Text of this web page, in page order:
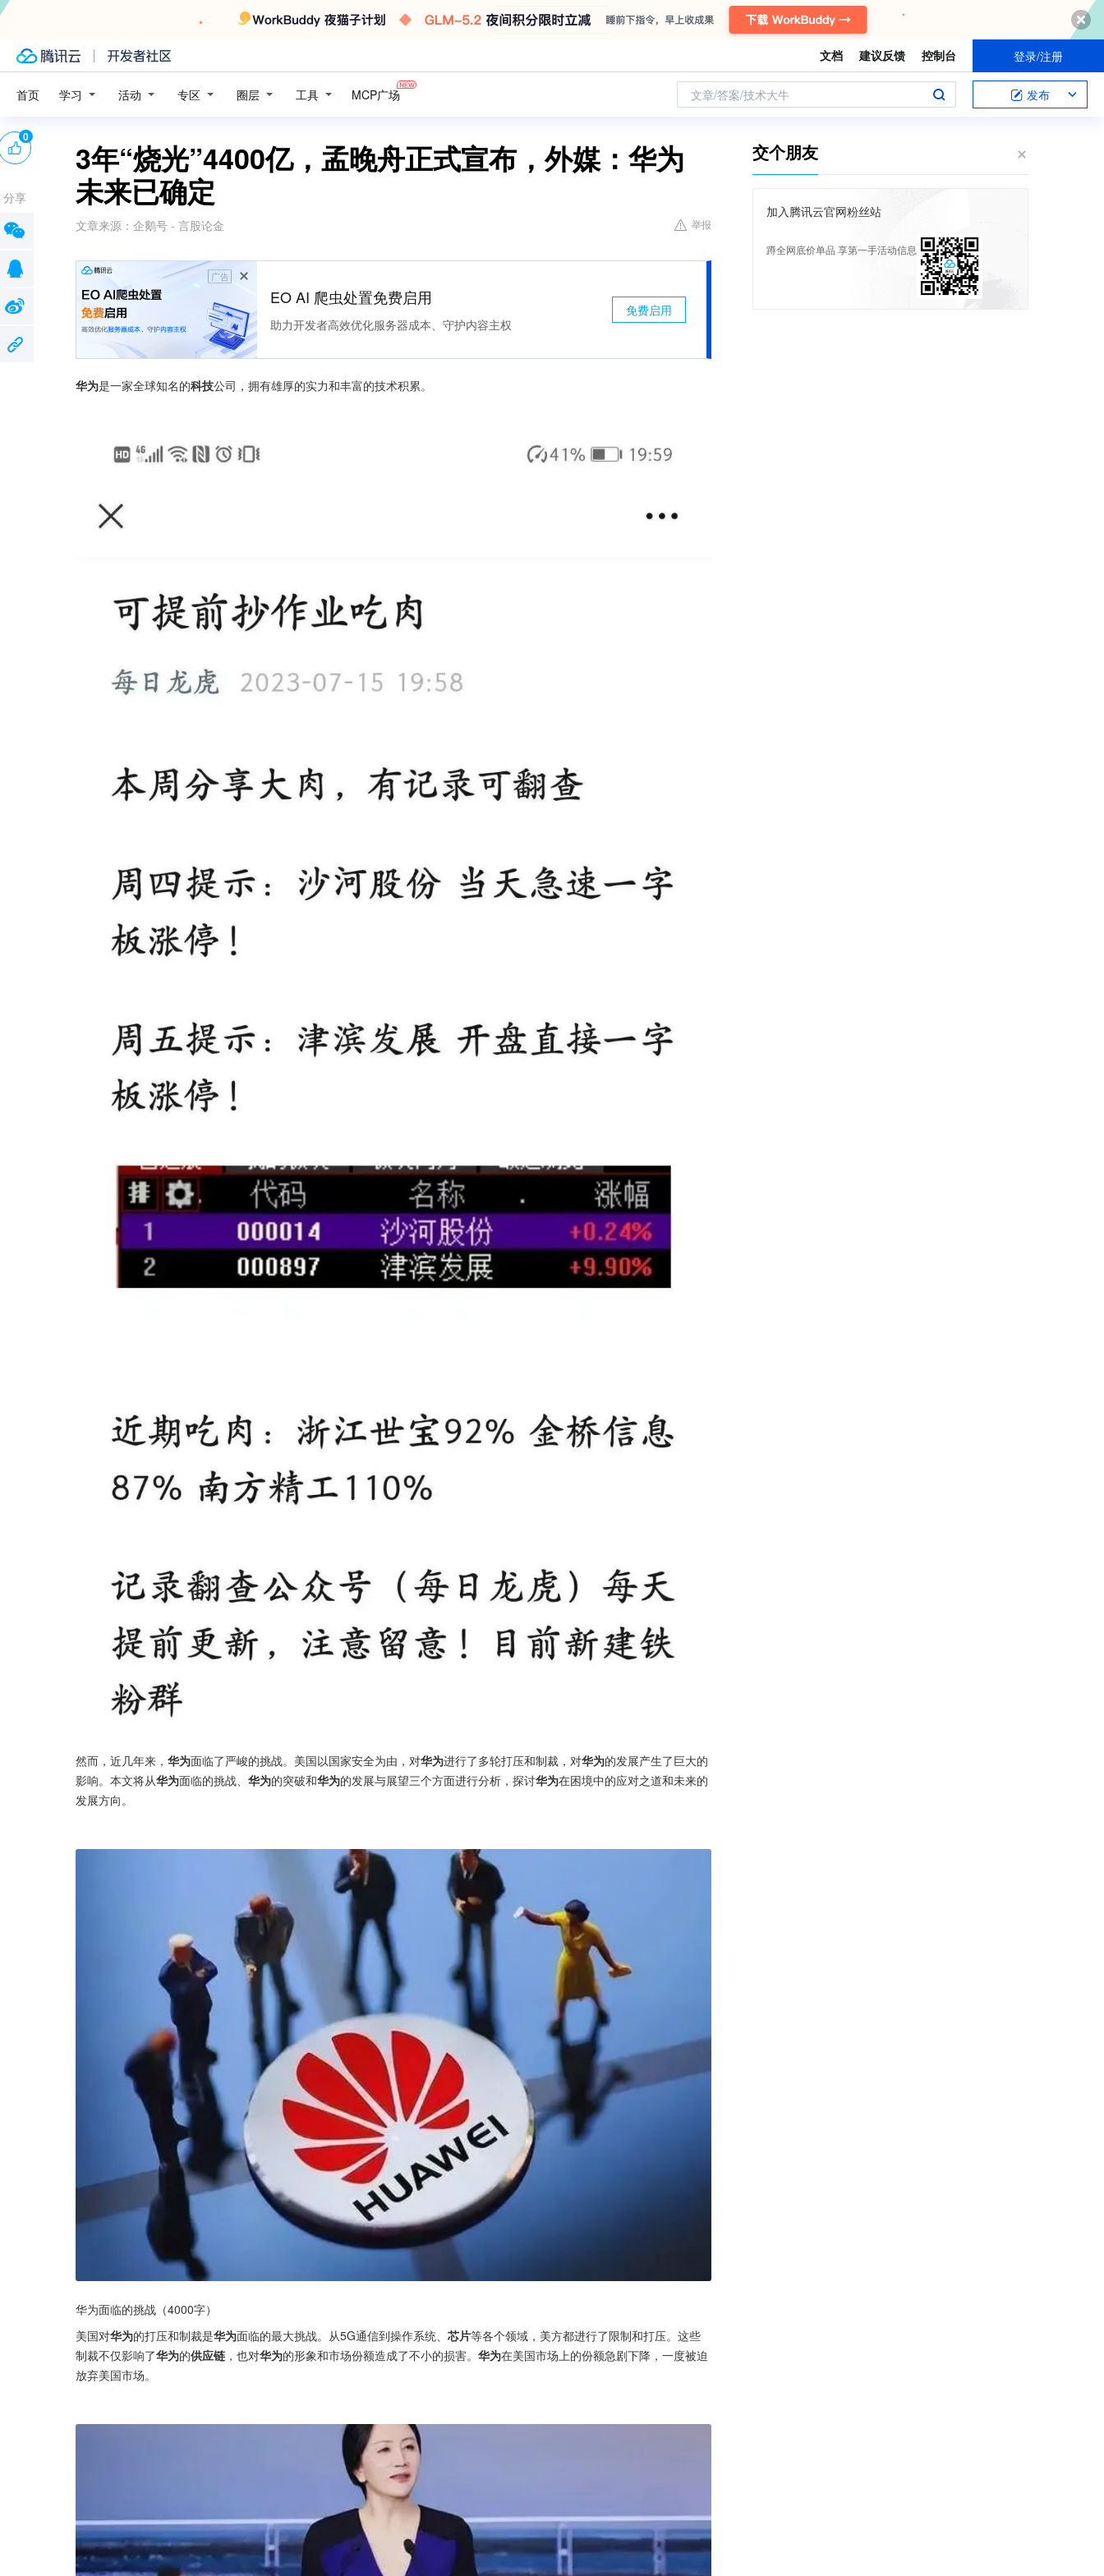
文档 建议反馈 控制台 登录/注册
首页 学习 活动 专区 圈层 工具 MCP广场 文章/答案/技术大牛 发布
3年“烧光”4400亿，孟晚舟正式宣布，外媒：华为
未来已确定
文章来源： 企鹅号 - 言股论金 举报
广告
EO AI 爬虫处置免费启用
助力开发者高效优化服务器成本、守护内容主权
免费启用
华为是一家全球知名的科技公司，拥有雄厚的实力和丰富的技术积累。
然而，近几年来， 华为面临了严峻的挑战。美国以国家安全为由，对华为进行了多轮打压和制裁，对华为的发展产生了巨大的
影响。本文将从华为面临的挑战、 华为的突破和华为的发展与展望三个方面进行分析，探讨华为在困境中的应对之道和未来的
发展方向。
华为面临的挑战（4000字）
美国对华为的打压和制裁是华为面临的最大挑战。从5G通信到操作系统、 芯片等各个领域，美方都进行了限制和打压。这些
制裁不仅影响了华为的供应链 ，也对华为的形象和市场份额造成了不小的损害。 华为在美国市场上的份额急剧下降，一度被迫
放弃美国市场。
0
分享
交个朋友
加入腾讯云官网粉丝站
蹲全网底价单品 享第一手活动信息